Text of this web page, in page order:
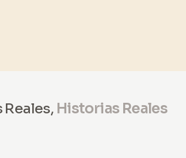
Reales, Historias Reales